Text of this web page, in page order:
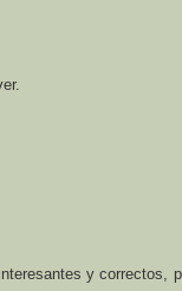
y correctos,